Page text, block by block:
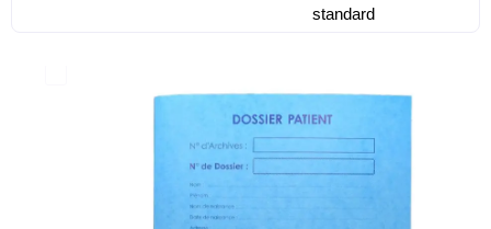
standard